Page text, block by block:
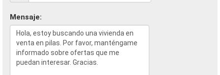
Mensaje: